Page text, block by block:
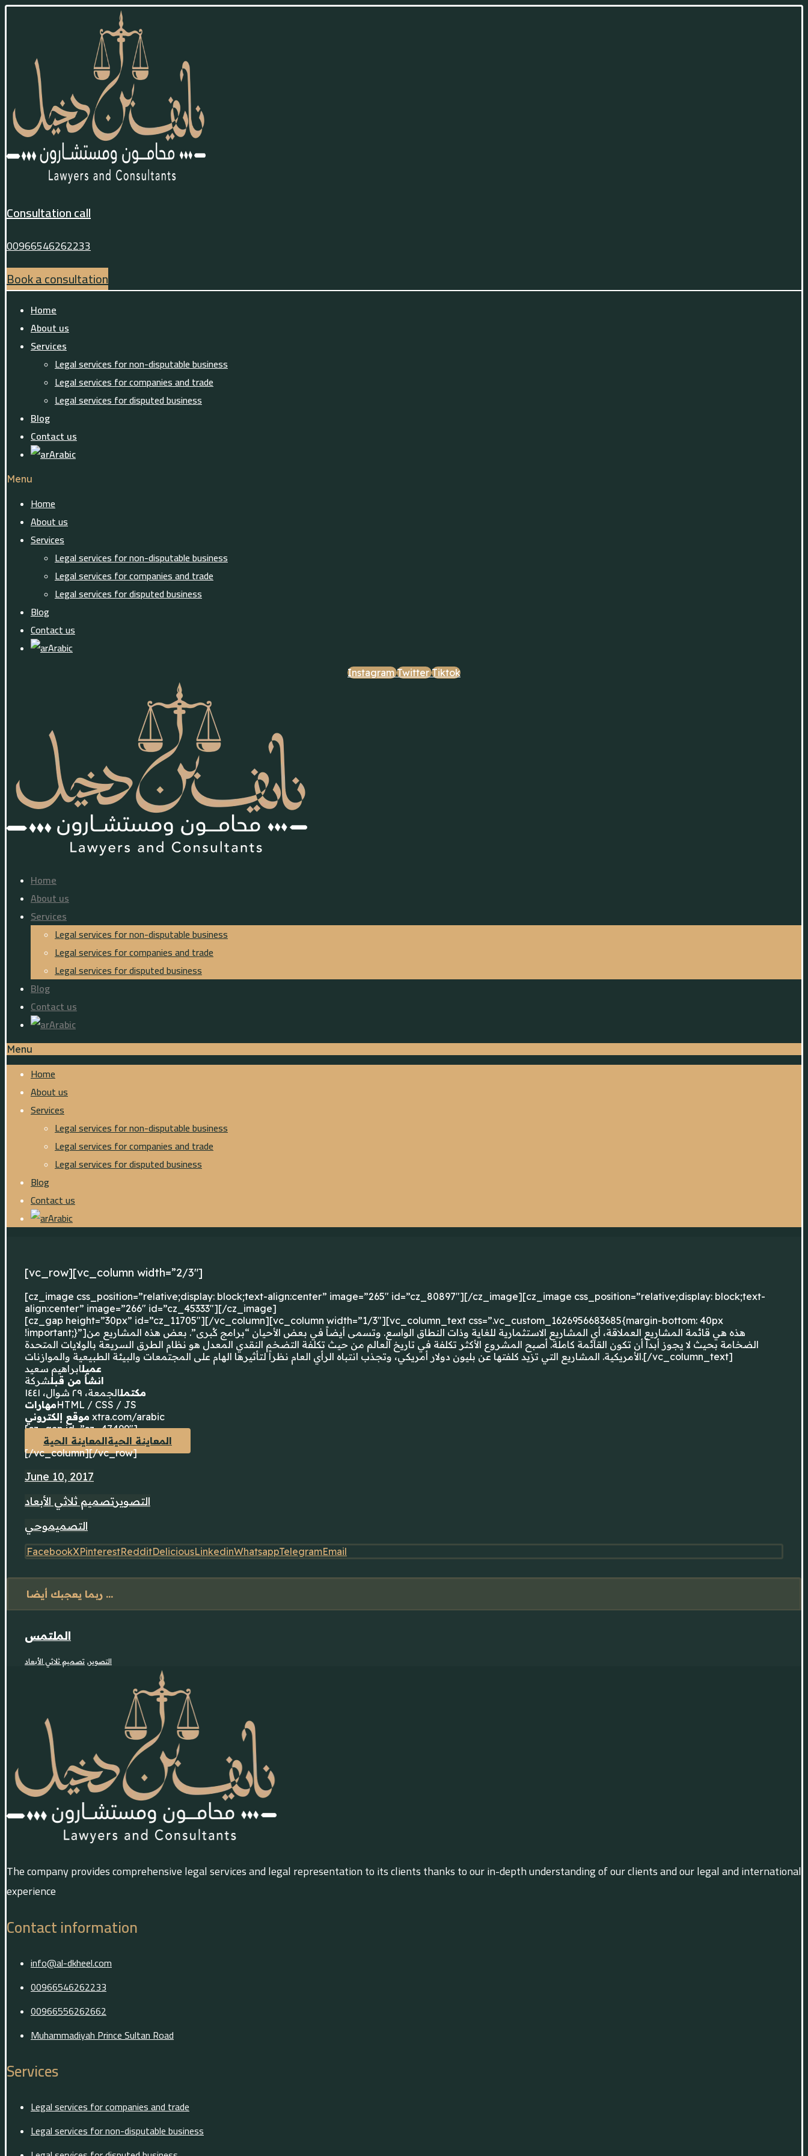
Consultation call
00966546262233
Book a consultation
Home
About us
Services
Legal services for non-disputable business
Legal services for companies and trade
Legal services for disputed business
Blog
Contact us
Arabic
Menu
Home
About us
Services
Legal services for non-disputable business
Legal services for companies and trade
Legal services for disputed business
Blog
Contact us
Arabic
Instagram Twitter Tiktok
Home
About us
Services
Legal services for non-disputable business
Legal services for companies and trade
Legal services for disputed business
Blog
Contact us
Arabic
Menu
Home
About us
Services
Legal services for non-disputable business
Legal services for companies and trade
Legal services for disputed business
Blog
Contact us
Arabic
[vc_row][vc_column width=”2/3″]
[cz_image css_position=”relative;display: block;text-align:center” image=”265″ id=”cz_80897″][/cz_image][cz_image css_position=”relative;display: block;text-
align:center” image=”266″ id=”cz_45333″][/cz_image]
[cz_gap height=”30px” id=”cz_11705″][/vc_column][vc_column width=”1/3″][vc_column_text css=”.vc_custom_1626956683685{margin-bottom: 40px
!important;}”]هذه هي قائمة المشاريع العملاقة، أي المشاريع الاستثمارية للغاية وذات النطاق الواسع. وتسمى أيضاً في بعض الأحيان “برامج كُبرى”. بعض هذه المشاريع من
الضخامة بحيث لا يجوز أبداً أن تكون القائمة كاملة. أصبح المشروع الأكثر تكلفة في تاريخ العالم من حيث تكلفة التضخم النقدي المعدل هو نظام الطرق السريعة بالولايات المتحدة
الأمريكية. المشاريع التي تزيد كلفتها عن بليون دولار أمريكي، وتجذب انتباه الرأي العام نظراً لتأثيرها الهام على المجتمعات والبيئة الطبيعية والموازنات.[/vc_column_text]
عميلابراهيم سعيد
انشأ من قبلشركة
مكتملالجمعة، ٢٩ شوال، ١٤٤١
مهاراتHTML / CSS / JS
موقع إلكتروني xtra.com/arabic
[cz_gap id=”cz_47499″]
المعاينة الحيةالمعاينة الحية
[/vc_column][/vc_row]
June 10, 2017
التصويرتصميم ثلاثي الأبعاد
التصميموحي
FacebookXPinterestRedditDeliciousLinkedinWhatsappTelegramEmail
ربما يعجبك أيضا ...
الملتمس
التصوير, تصميم ثلاثي الأبعاد
The company provides comprehensive legal services and legal representation to its clients thanks to our in-depth understanding of our clients and our legal and international
experience
Contact information
info@al-dkheel.com
00966546262233
00966556262662
Muhammadiyah Prince Sultan Road
Services
Legal services for companies and trade
Legal services for non-disputable business